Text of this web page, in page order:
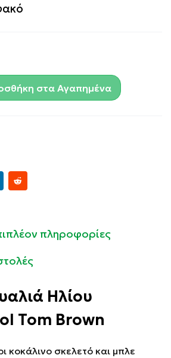
στα Αγαπημένα
πληροφορίες
Ηλίου
Tom Brown
κοκάλινο σκελετό και μπλε